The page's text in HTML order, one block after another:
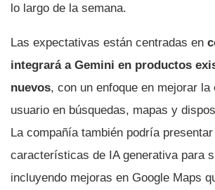
lo largo de la semana.
Las expectativas están centradas en
integrará a Gemini en productos
nuevos, con un enfoque en mejorar la
usuario en búsquedas, mapas y
La compañía también podría
características de IA generativa para
incluyendo mejoras en Google Maps